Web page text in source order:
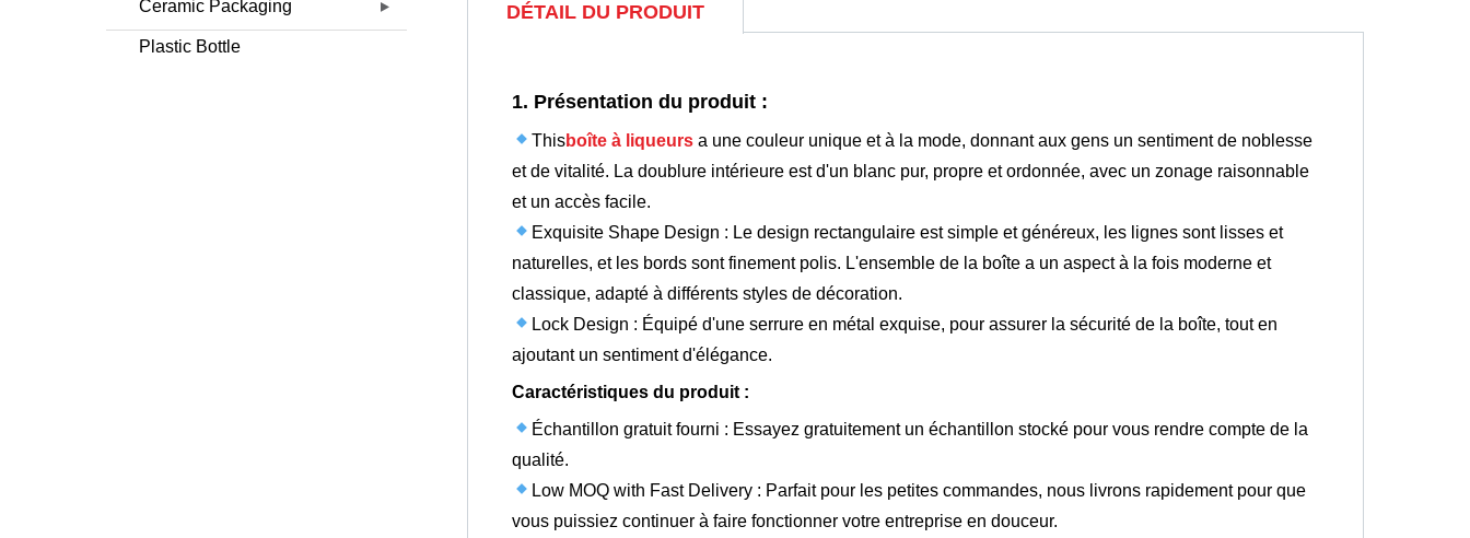
Ceramic Packaging
Plastic Bottle
DÉTAIL DU PRODUIT
1. Présentation du produit :
Thisboîte à liqueurs a une couleur unique et à la mode, donnant aux gens un sentiment de noblesse
et de vitalité. La doublure intérieure est d'un blanc pur, propre et ordonnée, avec un zonage raisonnable
et un accès facile.
Exquisite Shape Design : Le design rectangulaire est simple et généreux, les lignes sont lisses et
naturelles, et les bords sont finement polis. L'ensemble de la boîte a un aspect à la fois moderne et
classique, adapté à différents styles de décoration.
Lock Design : Équipé d'une serrure en métal exquise, pour assurer la sécurité de la boîte, tout en
ajoutant un sentiment d'élégance.
Caractéristiques du produit :
Échantillon gratuit fourni : Essayez gratuitement un échantillon stocké pour vous rendre compte de la
qualité.
Low MOQ with Fast Delivery : Parfait pour les petites commandes, nous livrons rapidement pour que
vous puissiez continuer à faire fonctionner votre entreprise en douceur.